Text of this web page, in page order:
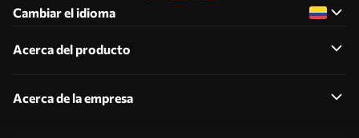
Cambiar el idioma
Acerca del producto
Acerca de la empresa